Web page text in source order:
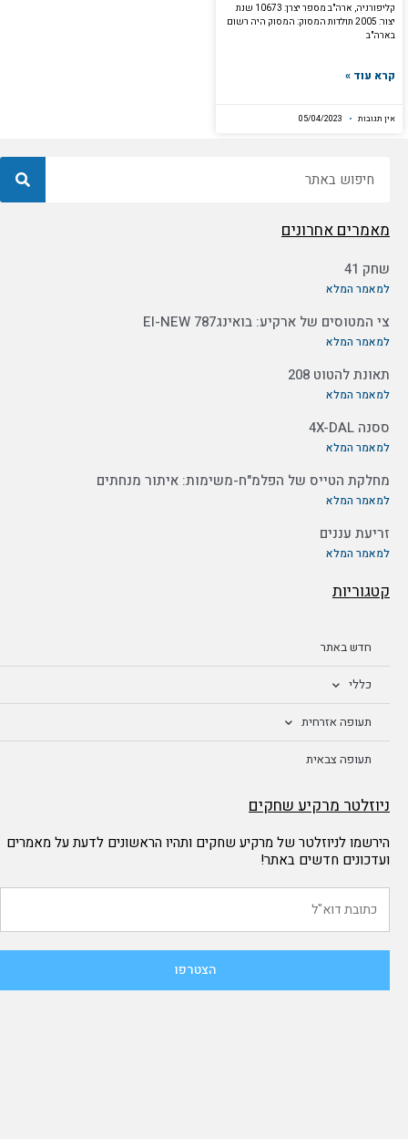
קליפורניה, ארה"ב מספר יצרן: 10673 שנת
יצור: 2005 תולדות המסוק: המסוק היה רשום
בארה"ב
קרא עוד »
אין תגובות
מאמרים אחרונים
שחק 41
למאמר המלא
צי המטוסים של ארקיע: בואינג787 EI-NEW
למאמר המלא
תאונת להטוט 208
למאמר המלא
ססנה 4X-DAL
למאמר המלא
מחלקת הטייס של הפלמ"ח-משימות: איתור מנחתים
למאמר המלא
זריעת עננים
למאמר המלא
קטגוריות
חדש באתר
כללי
תעופה אזרחית
תעופה צבאית
ניוזלטר מרקיע שחקים
הירשמו לניוזלטר של מרקיע שחקים ותהיו הראשונים לדעת על מאמרים
ועדכונים חדשים באתר!